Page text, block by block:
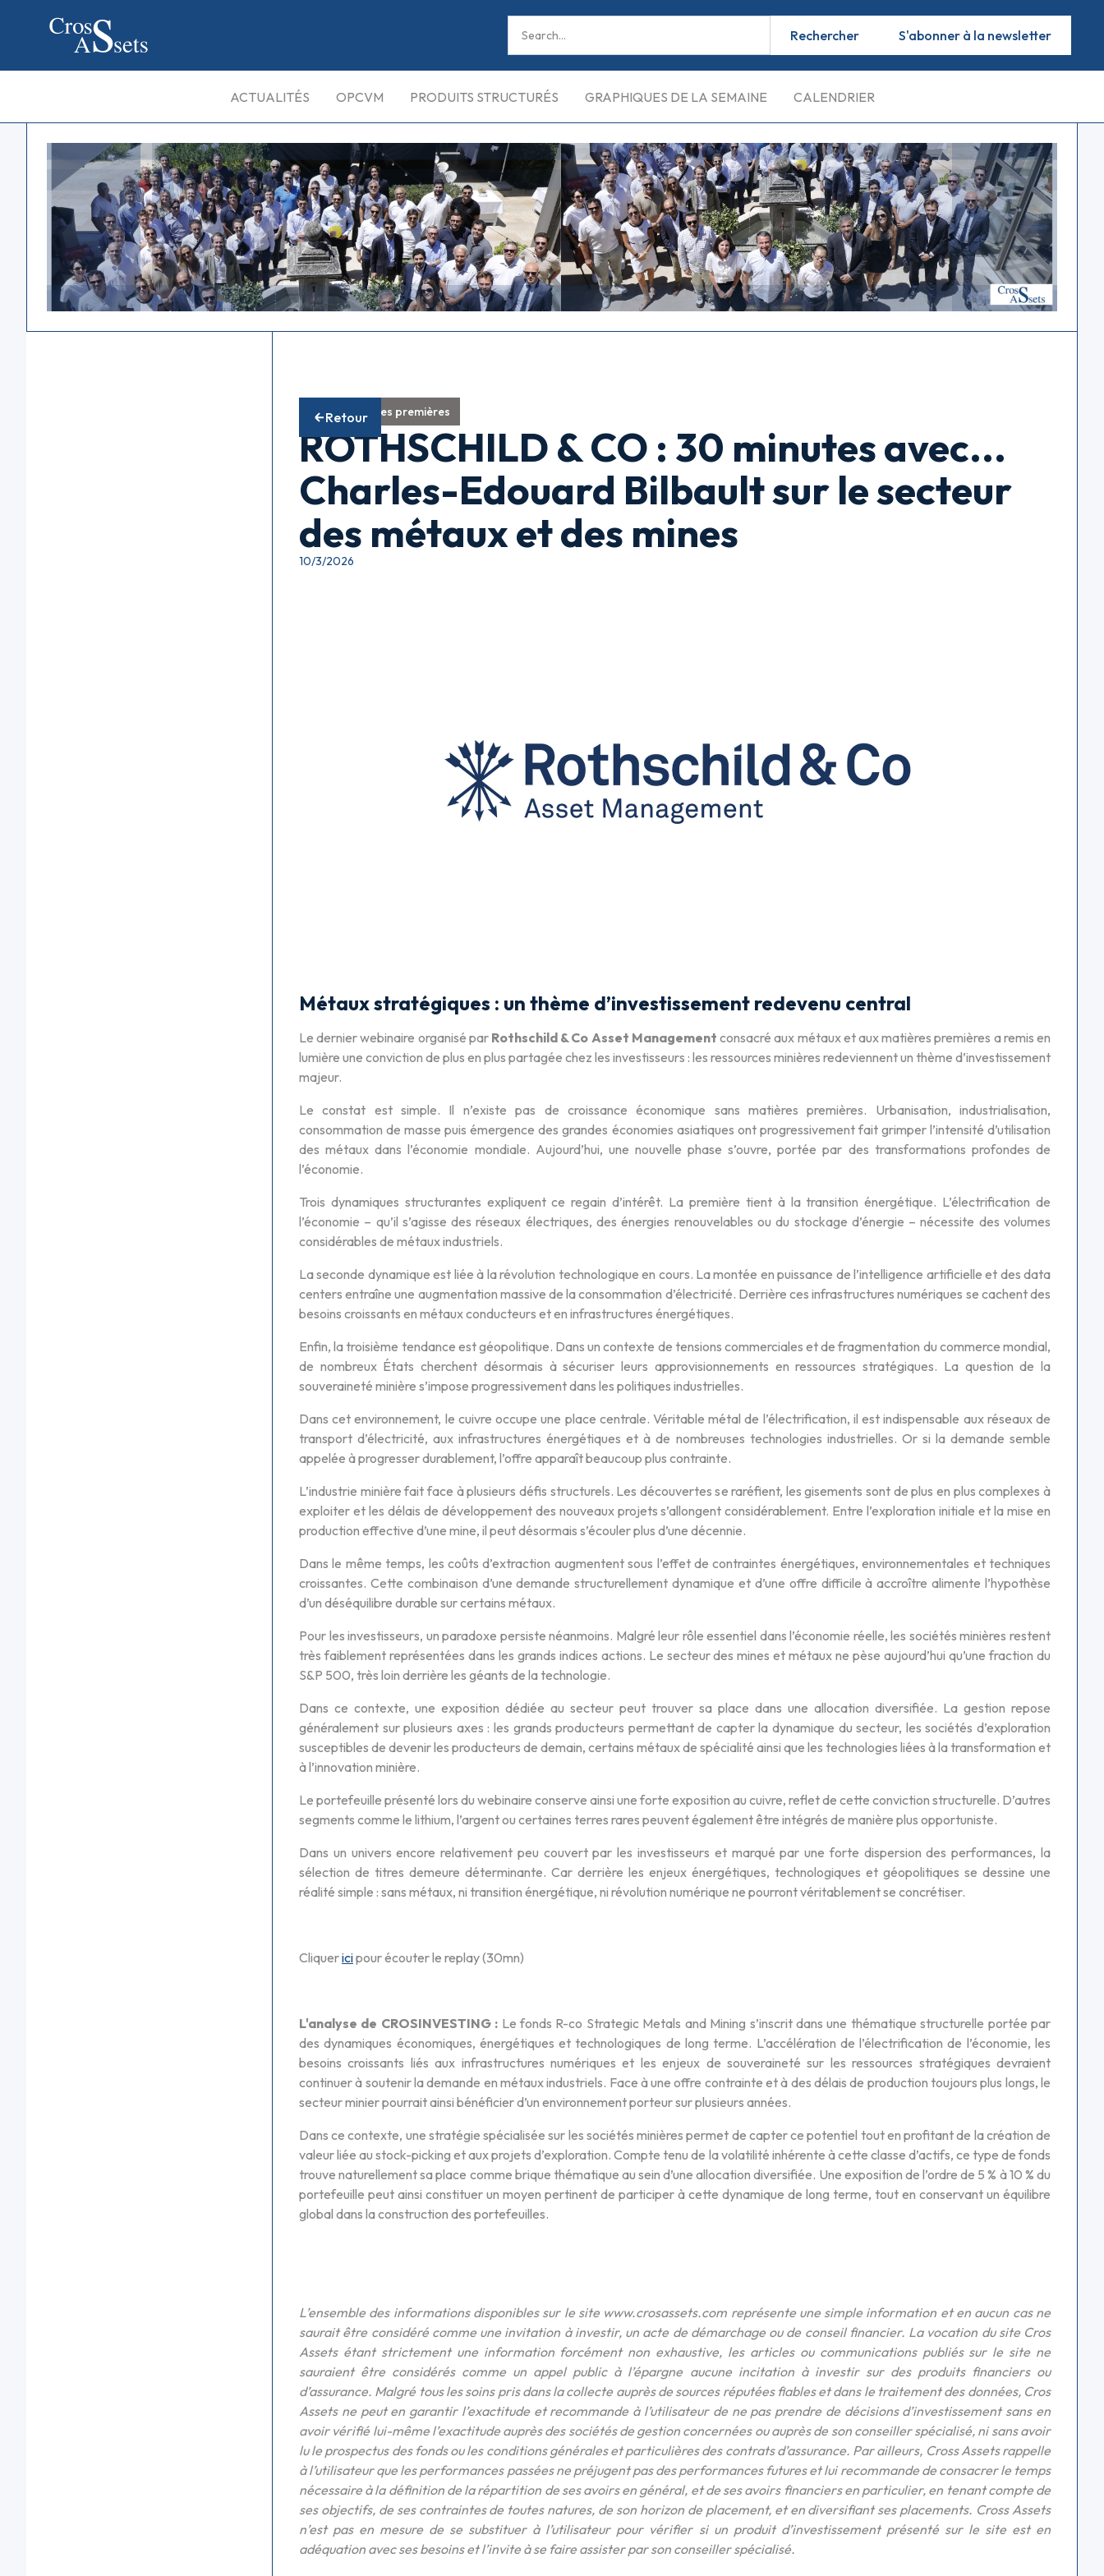
S'abonner à la newsletter
ACTUALITÉS OPCVM PRODUITS STRUCTURÉS GRAPHIQUES DE LA SEMAINE CALENDRIER
Retour
Fonds matières premières
ROTHSCHILD & CO : 30 minutes avec...
Charles-Edouard Bilbault sur le secteur
des métaux et des mines
10/3/2026
Métaux stratégiques : un thème d’investissement redevenu central
Le dernier webinaire organisé par Rothschild & Co Asset Management consacré aux métaux et aux matières premières a remis en
lumière une conviction de plus en plus partagée chez les investisseurs : les ressources minières redeviennent un thème d’investissement
majeur.
Le constat est simple. Il n’existe pas de croissance économique sans matières premières. Urbanisation, industrialisation,
consommation de masse puis émergence des grandes économies asiatiques ont progressivement fait grimper l’intensité d’utilisation
des métaux dans l’économie mondiale. Aujourd’hui, une nouvelle phase s’ouvre, portée par des transformations profondes de
l’économie.
Trois dynamiques structurantes expliquent ce regain d’intérêt. La première tient à la transition énergétique. L’électrification de
l’économie – qu’il s’agisse des réseaux électriques, des énergies renouvelables ou du stockage d’énergie – nécessite des volumes
considérables de métaux industriels.
La seconde dynamique est liée à la révolution technologique en cours. La montée en puissance de l’intelligence artificielle et des data
centers entraîne une augmentation massive de la consommation d’électricité. Derrière ces infrastructures numériques se cachent des
besoins croissants en métaux conducteurs et en infrastructures énergétiques.
Enfin, la troisième tendance est géopolitique. Dans un contexte de tensions commerciales et de fragmentation du commerce mondial,
de nombreux États cherchent désormais à sécuriser leurs approvisionnements en ressources stratégiques. La question de la
souveraineté minière s’impose progressivement dans les politiques industrielles.
Dans cet environnement, le cuivre occupe une place centrale. Véritable métal de l’électrification, il est indispensable aux réseaux de
transport d’électricité, aux infrastructures énergétiques et à de nombreuses technologies industrielles. Or si la demande semble
appelée à progresser durablement, l’offre apparaît beaucoup plus contrainte.
L’industrie minière fait face à plusieurs défis structurels. Les découvertes se raréfient, les gisements sont de plus en plus complexes à
exploiter et les délais de développement des nouveaux projets s’allongent considérablement. Entre l’exploration initiale et la mise en
production effective d’une mine, il peut désormais s’écouler plus d’une décennie.
Dans le même temps, les coûts d’extraction augmentent sous l’effet de contraintes énergétiques, environnementales et techniques
croissantes. Cette combinaison d’une demande structurellement dynamique et d’une offre difficile à accroître alimente l’hypothèse
d’un déséquilibre durable sur certains métaux.
Pour les investisseurs, un paradoxe persiste néanmoins. Malgré leur rôle essentiel dans l’économie réelle, les sociétés minières restent
très faiblement représentées dans les grands indices actions. Le secteur des mines et métaux ne pèse aujourd’hui qu’une fraction du
S&P 500, très loin derrière les géants de la technologie.
Dans ce contexte, une exposition dédiée au secteur peut trouver sa place dans une allocation diversifiée. La gestion repose
généralement sur plusieurs axes : les grands producteurs permettant de capter la dynamique du secteur, les sociétés d’exploration
susceptibles de devenir les producteurs de demain, certains métaux de spécialité ainsi que les technologies liées à la transformation et
à l’innovation minière.
Le portefeuille présenté lors du webinaire conserve ainsi une forte exposition au cuivre, reflet de cette conviction structurelle. D’autres
segments comme le lithium, l’argent ou certaines terres rares peuvent également être intégrés de manière plus opportuniste.
Dans un univers encore relativement peu couvert par les investisseurs et marqué par une forte dispersion des performances, la
sélection de titres demeure déterminante. Car derrière les enjeux énergétiques, technologiques et géopolitiques se dessine une
réalité simple : sans métaux, ni transition énergétique, ni révolution numérique ne pourront véritablement se concrétiser.
Cliquericipour écouter le replay (30mn)
L'analyse de CROSINVESTING : Le fonds R-co Strategic Metals and Mining s’inscrit dans une thématique structurelle portée par
des dynamiques économiques, énergétiques et technologiques de long terme. L’accélération de l’électrification de l’économie, les
besoins croissants liés aux infrastructures numériques et les enjeux de souveraineté sur les ressources stratégiques devraient
continuer à soutenir la demande en métaux industriels. Face à une offre contrainte et à des délais de production toujours plus longs, le
secteur minier pourrait ainsi bénéficier d’un environnement porteur sur plusieurs années.
Dans ce contexte, une stratégie spécialisée sur les sociétés minières permet de capter ce potentiel tout en profitant de la création de
valeur liée au stock-picking et aux projets d’exploration. Compte tenu de la volatilité inhérente à cette classe d’actifs, ce type de fonds
trouve naturellement sa place comme brique thématique au sein d’une allocation diversifiée. Une exposition de l’ordre de 5 % à 10 % du
portefeuille peut ainsi constituer un moyen pertinent de participer à cette dynamique de long terme, tout en conservant un équilibre
global dans la construction des portefeuilles.
L’ensemble des informations disponibles sur le site www.crosassets.com représente une simple information et en aucun cas ne
saurait être considéré comme une invitation à investir, un acte de démarchage ou de conseil financier. La vocation du site Cros
Assets étant strictement une information forcément non exhaustive, les articles ou communications publiés sur le site ne
sauraient être considérés comme un appel public à l’épargne aucune incitation à investir sur des produits financiers ou
d’assurance. Malgré tous les soins pris dans la collecte auprès de sources réputées fiables et dans le traitement des données, Cros
Assets ne peut en garantir l’exactitude et recommande à l’utilisateur de ne pas prendre de décisions d’investissement sans en
avoir vérifié lui-même l’exactitude auprès des sociétés de gestion concernées ou auprès de son conseiller spécialisé, ni sans avoir
lu le prospectus des fonds ou les conditions générales et particulières des contrats d’assurance. Par ailleurs, Cross Assets rappelle
à l’utilisateur que les performances passées ne préjugent pas des performances futures et lui recommande de consacrer le temps
nécessaire à la définition de la répartition de ses avoirs en général, et de ses avoirs financiers en particulier, en tenant compte de
ses objectifs, de ses contraintes de toutes natures, de son horizon de placement, et en diversifiant ses placements. Cross Assets
n’est pas en mesure de se substituer à l’utilisateur pour vérifier si un produit d’investissement présenté sur le site est en
adéquation avec ses besoins et l’invite à se faire assister par son conseiller spécialisé.